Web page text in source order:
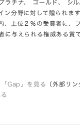
ラチナ、 ゴールド、 シル
ン分野に対して贈られま
、上位２％の受賞者に、
に与えられる権威ある賞で
Gap」を見る
（外部リン